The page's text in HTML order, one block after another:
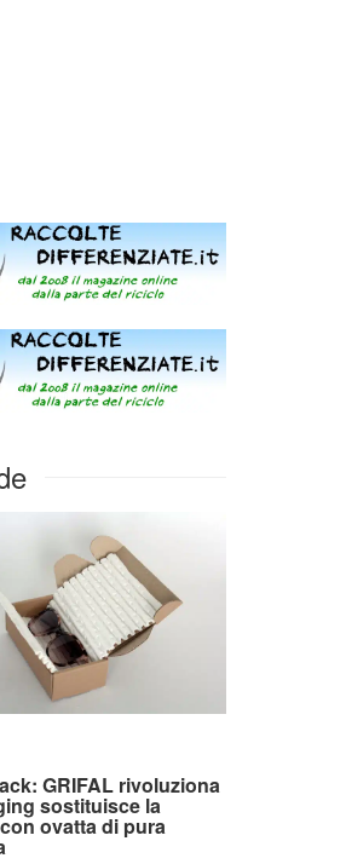
GRIFAL rivoluziona
sostituisce la
ovatta di pura